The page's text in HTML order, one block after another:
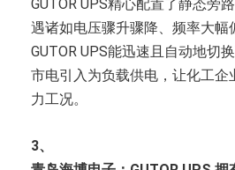
GUTOR UPS精心配置了静态旁
遇诸如电压骤升骤降、频率大幅
GUTOR UPS能迅速且自动地切
市电引入为负载供电，让化工企
力工况。
3、